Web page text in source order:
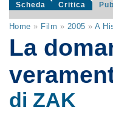
Scheda Critica
Home » Film » 2005 »A
La
di ZAK